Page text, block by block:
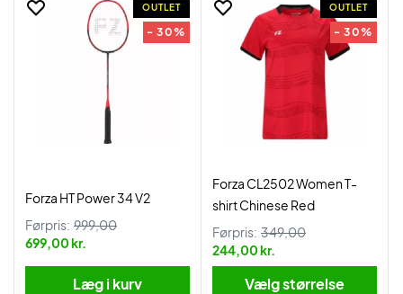
OUTLET
- 30%
Forza HT Power 34 V2
Førpris: 999,00
699,00 kr.
Læg i kurv
OUTLET
- 30%
Forza CL2502 Women T-
shirt Chinese Red
Førpris: 349,00
244,00 kr.
Vælg størrelse